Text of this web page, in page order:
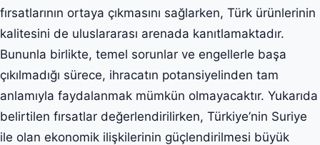
fırsatlarının ortaya çıkmasını sağlarken, Türk ürünlerinin
kalitesini de uluslararası arenada kanıtlamaktadır.
Bununla birlikte, temel sorunlar ve engellerle başa
çıkılmadığı sürece, ihracatın potansiyelinden tam
anlamıyla faydalanmak mümkün olmayacaktır. Yukarıda
belirtilen fırsatlar değerlendirilirken, Türkiye’nin Suriye
ile olan ekonomik ilişkilerinin güçlendirilmesi büyük